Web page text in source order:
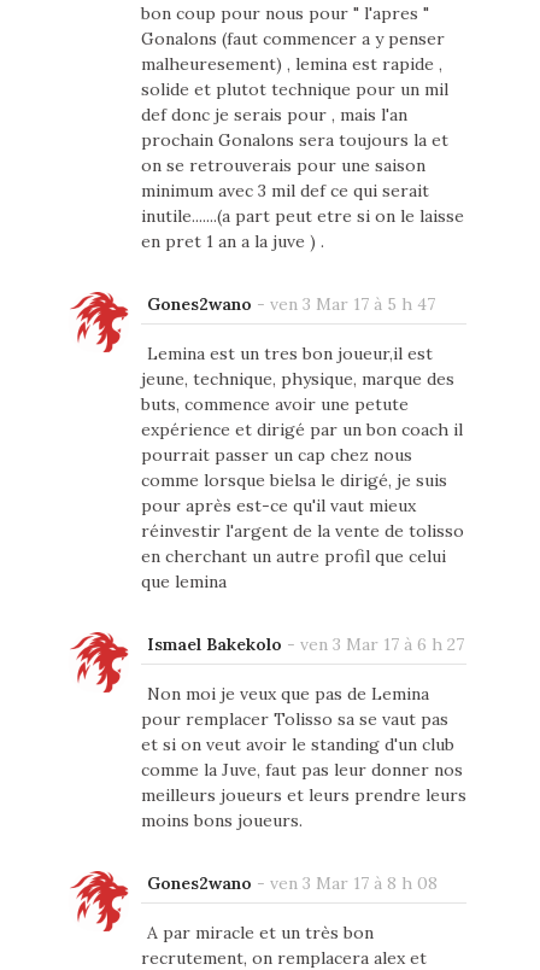
bon coup pour nous pour " l'apres "
Gonalons (faut commencer a y penser
malheuresement) , lemina est rapide ,
solide et plutot technique pour un mil
def donc je serais pour , mais l'an
prochain Gonalons sera toujours la et
on se retrouverais pour une saison
minimum avec 3 mil def ce qui serait
inutile.......(a part peut etre si on le laisse
en pret 1 an a la juve ) .
Gones2wano - ven 3 Mar 17 à 5 h 47
Lemina est un tres bon joueur,il est
jeune, technique, physique, marque des
buts, commence avoir une petute
expérience et dirigé par un bon coach il
pourrait passer un cap chez nous
comme lorsque bielsa le dirigé, je suis
pour après est-ce qu'il vaut mieux
réinvestir l'argent de la vente de tolisso
en cherchant un autre profil que celui
que lemina
Ismael Bakekolo - ven 3 Mar 17 à 6 h 27
Non moi je veux que pas de Lemina
pour remplacer Tolisso sa se vaut pas
et si on veut avoir le standing d'un club
comme la Juve, faut pas leur donner nos
meilleurs joueurs et leurs prendre leurs
moins bons joueurs.
Gones2wano - ven 3 Mar 17 à 8 h 08
A par miracle et un très bon
recrutement, on remplacera alex et